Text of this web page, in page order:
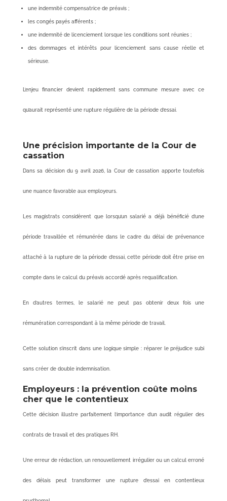
une indemnité compensatrice de préavis ;
les congés payés afférents ;
une indemnité de licenciement lorsque les conditions sont réunies ;
des dommages et intérêts pour licenciement sans cause réelle et
sérieuse.
L’enjeu financier devient rapidement sans commune mesure avec ce
qu’aurait représenté une rupture régulière de la période d’essai.
Une précision importante de la Cour de
cassation
Dans sa décision du 9 avril 2026, la Cour de cassation apporte toutefois
une nuance favorable aux employeurs.
Les magistrats considèrent que lorsqu’un salarié a déjà bénéficié d’une
période travaillée et rémunérée dans le cadre du délai de prévenance
attaché à la rupture de la période d’essai, cette période doit être prise en
compte dans le calcul du préavis accordé après requalification.
En d’autres termes, le salarié ne peut pas obtenir deux fois une
rémunération correspondant à la même période de travail.
Cette solution s’inscrit dans une logique simple : réparer le préjudice subi
sans créer de double indemnisation.
Employeurs : la prévention coûte moins
cher que le contentieux
Cette décision illustre parfaitement l’importance d’un audit régulier des
contrats de travail et des pratiques RH.
Une erreur de rédaction, un renouvellement irrégulier ou un calcul erroné
des délais peut transformer une rupture d’essai en contentieux